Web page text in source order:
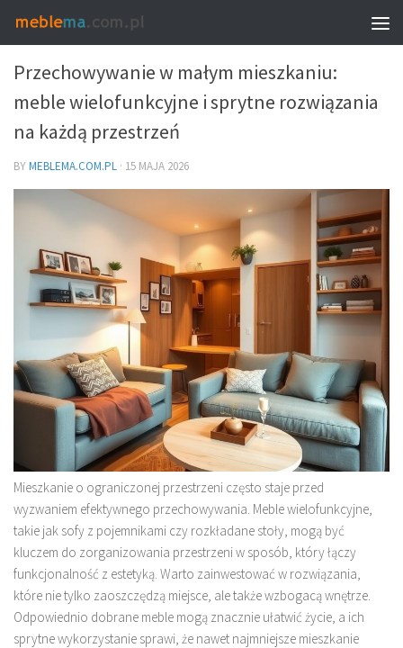
MEBLE – PROPORCJE, UKŁAD I WYBÓR
Przechowywanie w małym mieszkaniu:
meble wielofunkcyjne i sprytne rozwiązania
na każdą przestrzeń
BYMEBLEMA.COM.PL · 15 MAJA 2026
Mieszkanie o ograniczonej przestrzeni często staje przed
wyzwaniem efektywnego przechowywania. Meble wielofunkcyjne,
takie jak sofy z pojemnikami czy rozkładane stoły, mogą być
kluczem do zorganizowania przestrzeni w sposób, który łączy
funkcjonalność z estetyką. Warto zainwestować w rozwiązania,
które nie tylko zaoszczędzą miejsce, ale także wzbogacą wnętrze.
Odpowiednio dobrane meble mogą znacznie ułatwić życie, a ich
sprytne wykorzystanie sprawi, że nawet najmniejsze mieszkanie